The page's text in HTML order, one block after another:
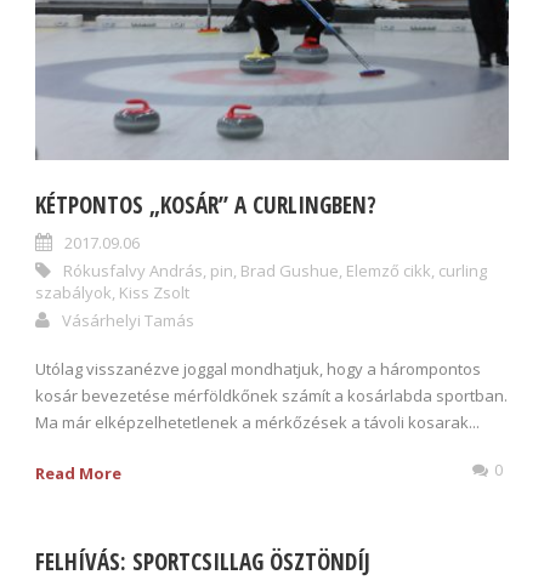
KÉTPONTOS „KOSÁR” A CURLINGBEN?
2017.09.06
Rókusfalvy András, pin, Brad Gushue, Elemző cikk, curling
szabályok, Kiss Zsolt
Vásárhelyi Tamás
Utólag visszanézve joggal mondhatjuk, hogy a hárompontos
kosár bevezetése mérföldkőnek számít a kosárlabda sportban.
Ma már elképzelhetetlenek a mérkőzések a távoli kosarak...
Read More 0
FELHÍVÁS: SPORTCSILLAG ÖSZTÖNDÍJ